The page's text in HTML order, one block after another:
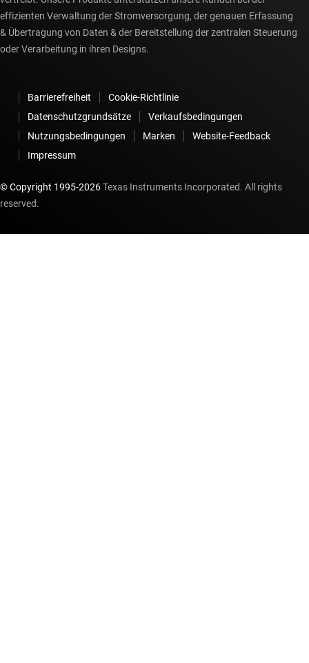
effizienten Verwaltung der Stromversorgung, der genauen Erfassung
& Übertragung von Daten & der Bereitstellung der zentralen Steuerung
oder Verarbeitung in ihren Designs.
Barrierefreiheit
Cookie-Richtlinie
Datenschutzgrundsätze
Verkaufsbedingungen
Nutzungsbedingungen
Marken
Website-Feedback
Impressum
© Copyright 1995-2026Texas Instruments Incorporated. All rights
reserved.